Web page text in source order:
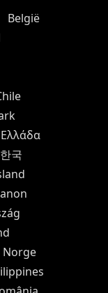
België
Ελλάδα
한국
Norge